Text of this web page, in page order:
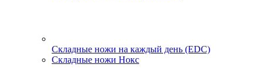
Складные ножи на каждый день (EDC)
Складные ножи Нокс